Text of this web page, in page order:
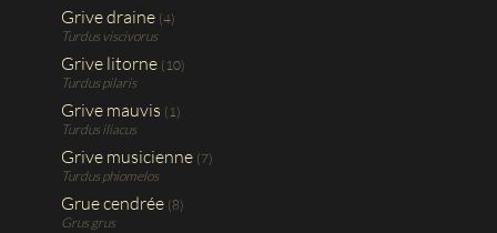
Grive draine (4)
Turdus viscivorus
Grive litorne (10)
Turdus pilaris
Grive mauvis (1)
Turdus iliacus
Grive musicienne (7)
Turdus phiomelos
Grue cendrée (8)
Grus grus